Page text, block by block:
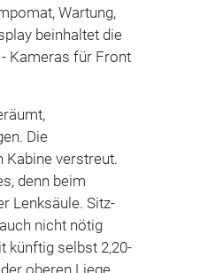
Wartung,
beinhaltet die
Kameras für Front
Die
Kabine verstreut.
denn beim
Lenksäule. Sitz-
nicht nötig
künftig selbst 2,20-
oberen Liege